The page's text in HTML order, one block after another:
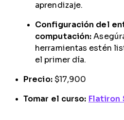
aprendizaje.
Configuración del
computación:
herramientas estén
el primer día.
Precio:$17,900
Tomar el curso: Flatiron